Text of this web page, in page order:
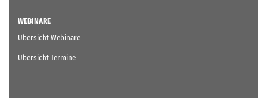
WEBINARE
Übersicht Webinare
Übersicht Termine